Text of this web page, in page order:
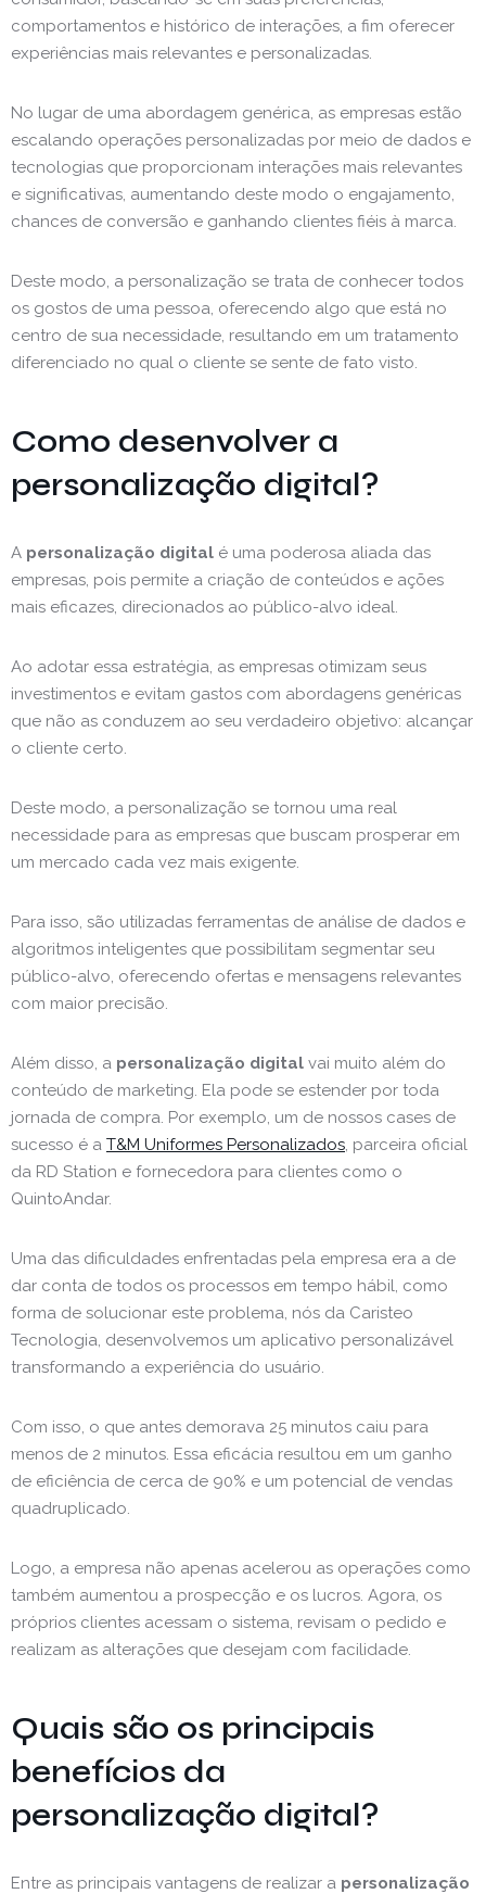
comportamentos e histórico de interações, a fim oferecer
experiências mais relevantes e personalizadas.
No lugar de uma abordagem genérica, as empresas estão
escalando operações personalizadas por meio de dados e
tecnologias que proporcionam interações mais relevantes
e significativas, aumentando deste modo o engajamento,
chances de conversão e ganhando clientes fiéis à marca.
Deste modo, a personalização se trata de conhecer todos
os gostos de uma pessoa, oferecendo algo que está no
centro de sua necessidade, resultando em um tratamento
diferenciado no qual o cliente se sente de fato visto.
Como desenvolver a
personalização digital?
A personalização digital é uma poderosa aliada das
empresas, pois permite a criação de conteúdos e ações
mais eficazes, direcionados ao público-alvo ideal.
Ao adotar essa estratégia, as empresas otimizam seus
investimentos e evitam gastos com abordagens genéricas
que não as conduzem ao seu verdadeiro objetivo: alcançar
o cliente certo.
Deste modo, a personalização se tornou uma real
necessidade para as empresas que buscam prosperar em
um mercado cada vez mais exigente.
Para isso, são utilizadas ferramentas de análise de dados e
algoritmos inteligentes que possibilitam segmentar seu
público-alvo, oferecendo ofertas e mensagens relevantes
com maior precisão.
Além disso, a personalização digital vai muito além do
conteúdo de marketing. Ela pode se estender por toda
jornada de compra. Por exemplo, um de nossos cases de
sucesso é a T&M Uniformes Personalizados, parceira oficial
da RD Station e fornecedora para clientes como o
QuintoAndar.
Uma das dificuldades enfrentadas pela empresa era a de
dar conta de todos os processos em tempo hábil, como
forma de solucionar este problema, nós da Caristeo
Tecnologia, desenvolvemos um aplicativo personalizável
transformando a experiência do usuário.
Com isso, o que antes demorava 25 minutos caiu para
menos de 2 minutos. Essa eficácia resultou em um ganho
de eficiência de cerca de 90% e um potencial de vendas
quadruplicado.
Logo, a empresa não apenas acelerou as operações como
também aumentou a prospecção e os lucros. Agora, os
próprios clientes acessam o sistema, revisam o pedido e
realizam as alterações que desejam com facilidade.
Quais são os principais
benefícios da
personalização digital?
Entre as principais vantagens de realizar a personalização